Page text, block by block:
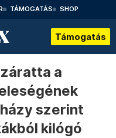
TÁMOGATÁS SHOP
Támogatás
a
szerint
kilógó